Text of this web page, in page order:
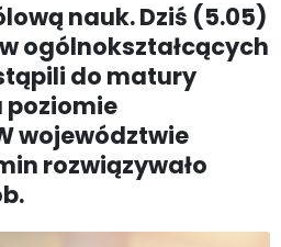
nauk. Dziś (5.05)
ogólnokształcących
do matury
poziomie
województwie
rozwiązywało